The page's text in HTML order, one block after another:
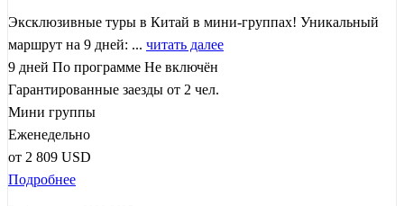
Эксклюзивные туры в Китай в мини-группах! Уникальный
маршрут на 9 дней: ... читать далее
9 дней По программе Не включён
Гарантированные заезды от 2 чел.
Мини группы
Еженедельно
от 2 809 USD
Подробнее